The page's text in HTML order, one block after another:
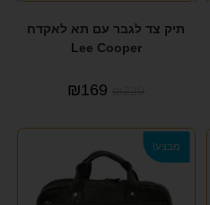
תיק צד לגבר עם תא לאקדח
Lee Cooper
₪229
₪169
מבצע!